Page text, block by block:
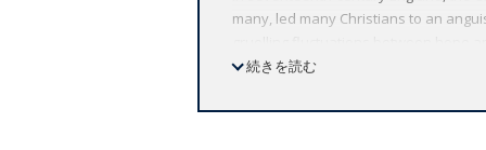
many, led many Christians to an
seventeenth-century England, as
meaningful to the modern reader.
続きを読む